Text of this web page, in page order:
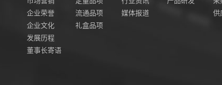
企业荣誉
企业文化
发展历程
董事长寄语
流通品项
礼盒品项
媒体报道
供